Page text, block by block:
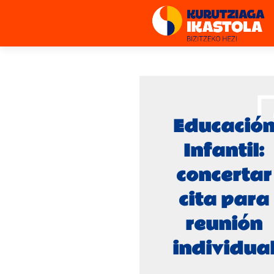
Infantil:
concertar
cita para
reunión